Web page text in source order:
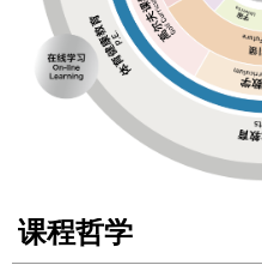
课程哲学